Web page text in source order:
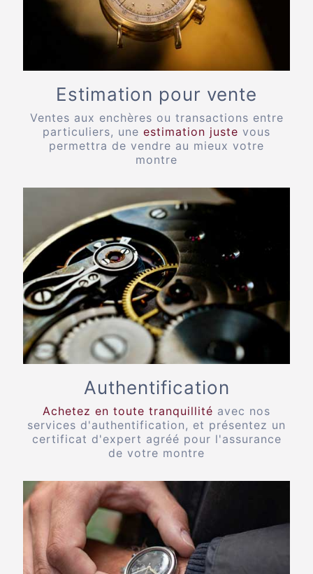
Estimation pour vente
Ventes aux enchères ou transactions entre
particuliers, une estimation juste vous
permettra de vendre au mieux votre
montre
Authentification
Achetez en toute tranquillité avec nos
services d'authentification, et présentez un
certificat d'expert agréé pour l'assurance
de votre montre